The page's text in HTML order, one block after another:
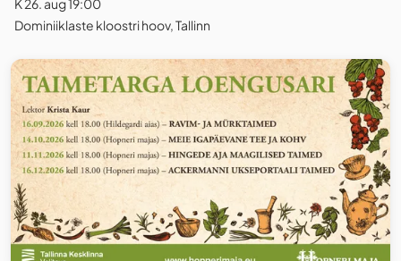
K 26. aug 19:00
Dominiiklaste kloostri hoov, Tallinn